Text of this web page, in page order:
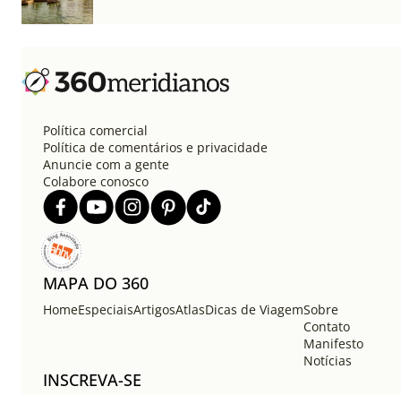
Política comercial
Política de comentários e privacidade
Anuncie com a gente
Colabore conosco
MAPA DO 360
HomeEspeciaisArtigosAtlasDicas de ViagemSobre
Contato
Manifesto
Notícias
INSCREVA-SE